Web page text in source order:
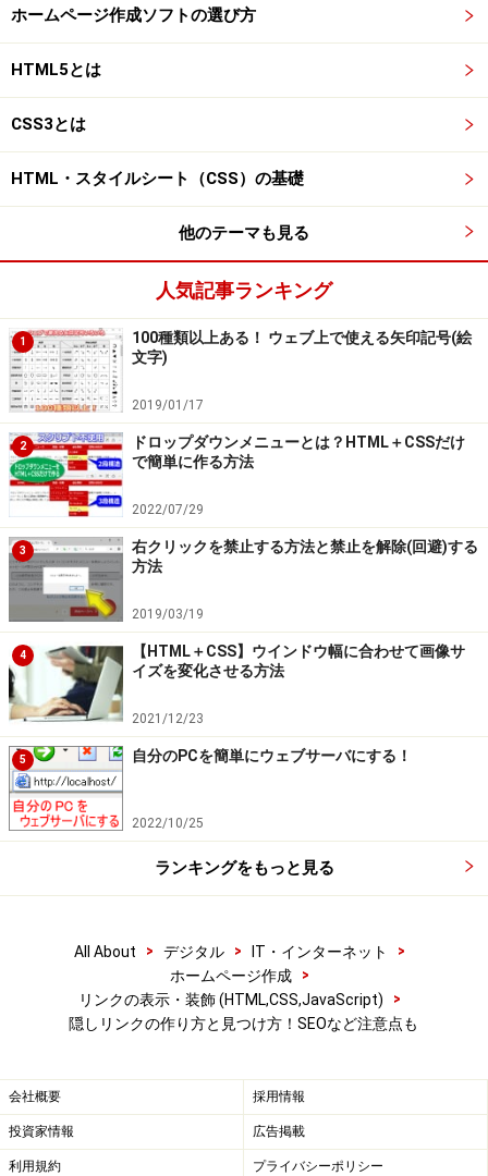
ホームページ作成ソフトの選び方
HTML5とは
CSS3とは
HTML・スタイルシート（CSS）の基礎
他のテーマも見る
人気記事ランキング
1
100種類以上ある！ ウェブ上で使える矢印記号(絵
文字)
2019/01/17
2
ドロップダウンメニューとは？HTML＋CSSだけ
で簡単に作る方法
2022/07/29
3
右クリックを禁止する方法と禁止を解除(回避)する
方法
2019/03/19
4
【HTML＋CSS】ウインドウ幅に合わせて画像サ
イズを変化させる方法
2021/12/23
5 自分のPCを簡単にウェブサーバにする！
2022/10/25
ランキングをもっと見る
All About > デジタル > IT・インターネット
>
ホームページ作成
>
リンクの表示・装飾 (HTML,CSS,JavaScript)
>
隠しリンクの作り方と見つけ方！SEOなど注意点も
会社概要 採用情報
投資家情報 広告掲載
利用規約 プライバシーポリシー